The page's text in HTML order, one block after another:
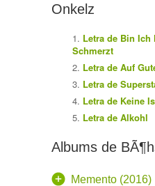
Onkelz
Letra de Bin
Schmerzt
Letra de Auf
Letra de
Letra de Keine
Letra de Alkohl
Albums de
Memento (2016)